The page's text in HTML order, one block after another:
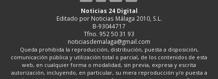
Noticias 24 Digital
Editado por Noticias Málaga 2010, S.L.
B-93044717
Tfno. 952 50 31 93
noticiasdemalaga@gmail.com
Queda prohibida la reproducción, distribución, puesta a disposición,
comunicación pública y utilización total o parcial, de los contenidos de esta
web, en cualquier forma o modalidad, sin previa, expresa y escrita
autorización, incluyendo, en particular, su mera reproducción y/o puesta a